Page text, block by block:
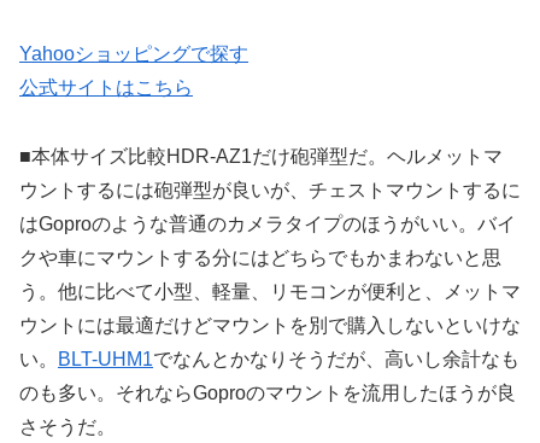
Yahooショッピングで探す
公式サイトはこちら
■本体サイズ比較HDR-AZ1だけ砲弾型だ。ヘルメットマ
ウントするには砲弾型が良いが、チェストマウントするに
はGoproのような普通のカメラタイプのほうがいい。バイ
クや車にマウントする分にはどちらでもかまわないと思
う。他に比べて小型、軽量、リモコンが便利と、メットマ
ウントには最適だけどマウントを別で購入しないといけな
い。
BLT-UHM1でなんとかなりそうだが、高いし余計なも
のも多い。それならGoproのマウントを流用したほうが良
さそうだ。